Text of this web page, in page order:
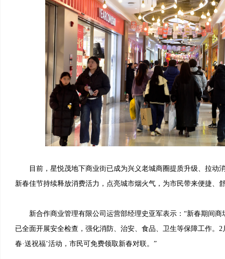
目前，星悦茂地下商业街已成为兴义老城商圈提质升级、拉动
新春佳节持续释放消费活力，点亮城市烟火气，为市民带来便捷、
新合作商业管理有限公司运营部经理史亚军表示：“新春期间商
已全面开展安全检查，强化消防、治安、食品、卫生等保障工作。2
春·送祝福’活动，市民可免费领取新春对联。”